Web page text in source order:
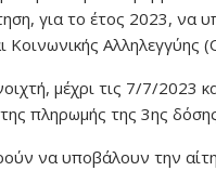
για το έτος 2023,
Αλληλεγγύης
μέχρι τις 7/7/2023
της πληρωμής της 3ης
να υποβάλουν την